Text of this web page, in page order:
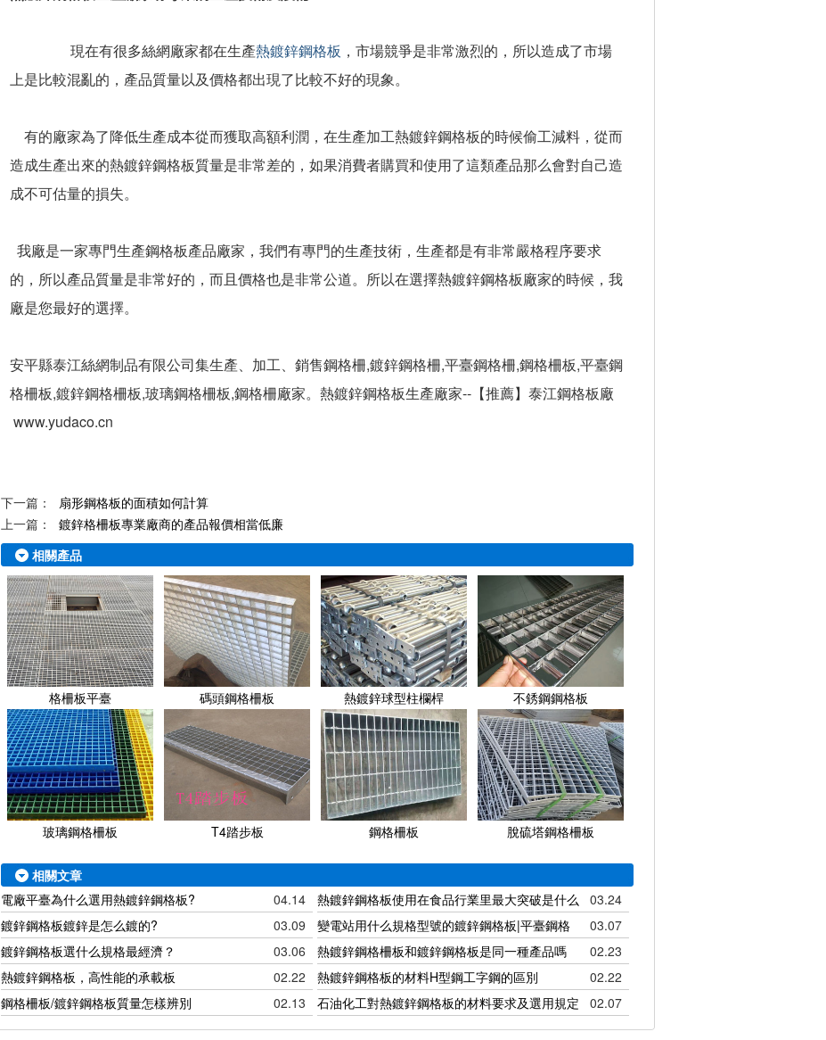
現在有很多絲網廠家都在生產熱鍍鋅鋼格板 ，市場競爭是非常激烈的，所以造成了市場
上是比較混亂的，產品質量以及價格都出現了比較不好的現象。
有的廠家為了降低生產成本從而獲取高額利潤，在生產加工熱鍍鋅鋼格板的時候偷工減料，從而
造成生產出來的熱鍍鋅鋼格板質量是非常差的，如果消費者購買和使用了這類產品那么會對自己造
成不可估量的損失。
我廠是一家專門生產鋼格板產品廠家，我們有專門的生產技術，生產都是有非常嚴格程序要求
的，所以產品質量是非常好的，而且價格也是非常公道。所以在選擇熱鍍鋅鋼格板廠家的時候，我
廠是您最好的選擇。
安平縣泰江絲網制品有限公司集生產、加工、銷售鋼格柵,鍍鋅鋼格柵,平臺鋼格柵,鋼格柵板,平臺鋼
格柵板,鍍鋅鋼格柵板,玻璃鋼格柵板,鋼格柵廠家。熱鍍鋅鋼格板生產廠家--【推薦】泰江鋼格板廠
www.yudaco.cn
下一篇：
扇形鋼格板的面積如何計算
上一篇：
鍍鋅格柵板專業廠商的產品報價相當低廉
相關產品
格柵板平臺 碼頭鋼格柵板 熱鍍鋅球型柱欄桿 不銹鋼鋼格板
玻璃鋼格柵板 T4踏步板 鋼格柵板 脫硫塔鋼格柵板
相關文章
04.14
電廠平臺為什么選用熱鍍鋅鋼格板? 03.24
熱鍍鋅鋼格板使用在食品行業里最大突破是什么
03.09
鍍鋅鋼格板鍍鋅是怎么鍍的? 03.07
變電站用什么規格型號的鍍鋅鋼格板|平臺鋼格
03.06
鍍鋅鋼格板選什么規格最經濟？ 02.23
熱鍍鋅鋼格柵板和鍍鋅鋼格板是同一種產品嗎
02.22
熱鍍鋅鋼格板，高性能的承載板 02.22
熱鍍鋅鋼格板的材料H型鋼工字鋼的區別
02.13
鋼格柵板/鍍鋅鋼格板質量怎樣辨別 02.07
石油化工對熱鍍鋅鋼格板的材料要求及選用規定